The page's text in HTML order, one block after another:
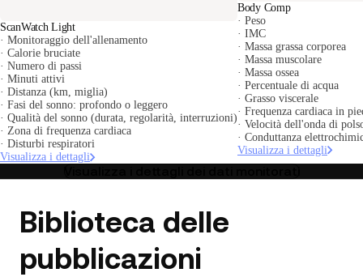
ScanWatch Light
· Monitoraggio dell'allenamento
· Calorie bruciate
· Numero di passi
· Minuti attivi
· Distanza (km, miglia)
· Fasi del sonno: profondo o leggero
· Qualità del sonno (durata, regolarità, interruzioni)
· Zona di frequenza cardiaca
· Disturbi respiratori
Visualizza i dettagli
Body Comp
· Peso
· IMC
· Massa grassa corporea
· Massa muscolare
· Massa ossea
· Percentuale di acqua
· Grasso viscerale
· Frequenza cardiaca in
· Velocità dell'onda di
· Conduttanza
Visualizza i dettagli
Biblioteca delle
pubblicazioni